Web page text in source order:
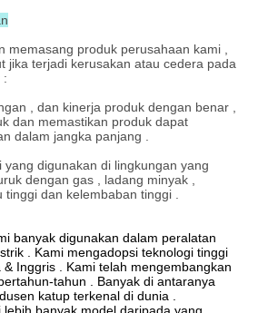
memasang produk perusahaan kami ,
jika terjadi kerusakan atau cedera pada
:
, dan kinerja produk dengan benar ,
dan memastikan produk dapat
dalam jangka panjang .
yang digunakan di lingkungan yang
dengan gas , ladang minyak ,
tinggi dan kelembaban tinggi .
banyak digunakan dalam peralatan
. Kami mengadopsi teknologi tinggi
Inggris . Kami telah mengembangkan
tahun . Banyak di antaranya
katup terkenal di dunia .